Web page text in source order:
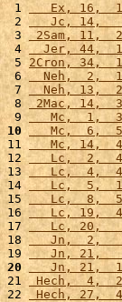
1
Ex, 16,
2
Jc, 14,
3 2Sam, 11,
4
Jer, 44,
5 2Cron, 34,
6
Neh,  2,
7
Neh, 13,
8
2Mac, 14,
9
Mc,  1,
10
Mc,  6,
11
Mc, 14,
12
Lc,  2,
13
Lc,  4,
14
Lc,  5,
15
Lc,  8,
16
Lc, 19,
17
Lc, 20,
18
Jn,  2,
19
Jn, 21,
20
Jn, 21,
21
Hech,  4,
22
Hech, 27,